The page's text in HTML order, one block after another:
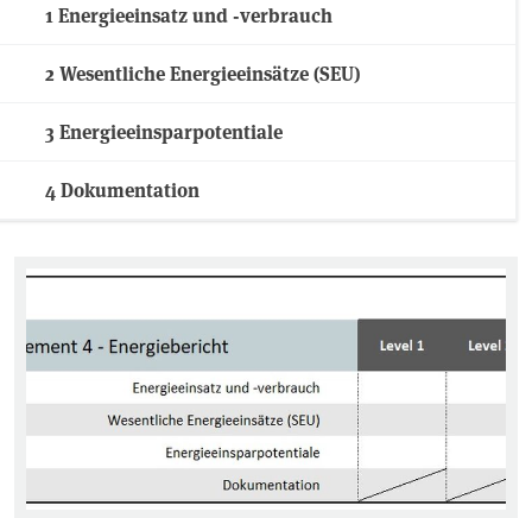
1 Energieeinsatz und -verbrauch
2 Wesentliche Energieeinsätze (SEU)
3 Energieeinsparpotentiale
4 Dokumentation